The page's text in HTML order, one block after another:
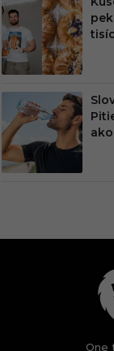
One